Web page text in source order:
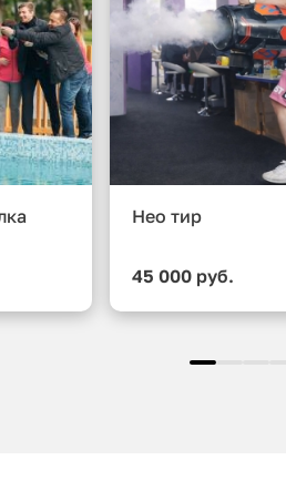
Нео тир
45 000 руб.